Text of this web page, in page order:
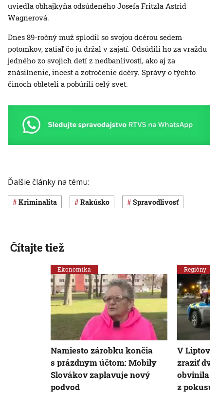
uviedla obhajkyňa odsúdeného Josefa Fritzla Astrid
Wagnerová.
Dnes 89-ročný muž splodil so svojou dcérou sedem
potomkov, zatiaľ čo ju držal v zajatí. Odsúdili ho za vraždu
jedného zo svojich detí z nedbanlivosti, ako aj za
znásilnenie, incest a zotročenie dcéry. Správy o týchto
činoch obleteli a pobúrili celý svet.
Ďalšie články na tému:
Kriminalita Rakúsko spravodlivosť
Čítajte tiež
Ekonomika
Namiesto zárobku končia
s prázdnym účtom: Mobily
Slovákov zaplavuje nový
podvod
Regióny
V
zraziť
obvinila
z pokusu